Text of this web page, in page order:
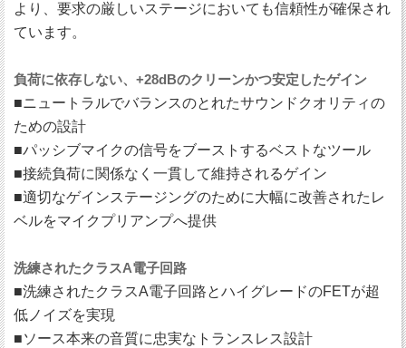
より、要求の厳しいステージにおいても信頼性が確保され
ています。
負荷に依存しない、+28dBのクリーンかつ安定したゲイン
■ニュートラルでバランスのとれたサウンドクオリティの
ための設計
■パッシブマイクの信号をブーストするベストなツール
■接続負荷に関係なく一貫して維持されるゲイン
■適切なゲインステージングのために大幅に改善されたレ
ベルをマイクプリアンプへ提供
洗練されたクラスA電子回路
■洗練されたクラスA電子回路とハイグレードのFETが超
低ノイズを実現
■ソース本来の音質に忠実なトランスレス設計